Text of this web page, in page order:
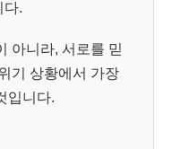
다.
아니라, 서로를 믿
기 상황에서 가장
입니다.